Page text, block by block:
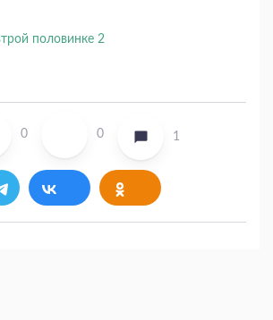
0 0 1